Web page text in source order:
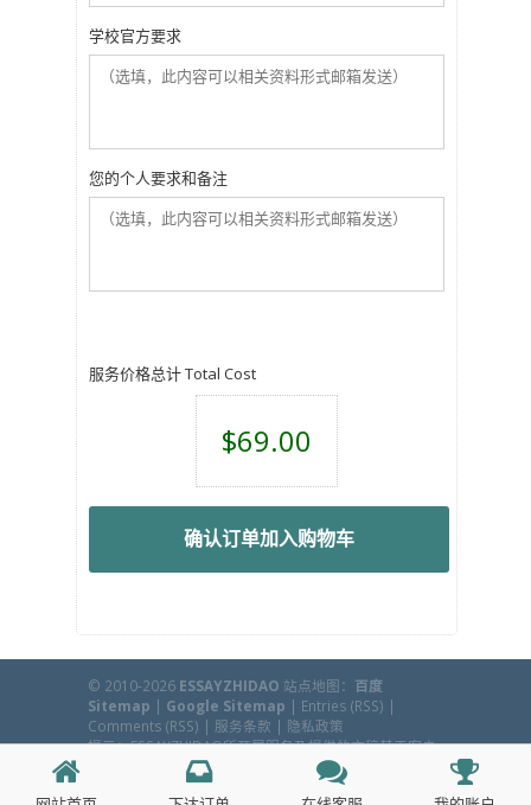
学校官方要求
您的个人要求和备注
服务价格总计 Total Cost
$69.00
确认订单加入购物车
© 2010-2026 ESSAYZHIDAO 站点地图： 百度
Sitemap | Google Sitemap | Entries (RSS) |
Comments (RSS) | 服务条款 | 隐私政策
提示：ESSAYZHIDAO所开展服务及提供的文稿基于客户
所提供资料，客户可用于研究目的等方面，本机构不鼓
励、不提倡任何学术欺诈行为。